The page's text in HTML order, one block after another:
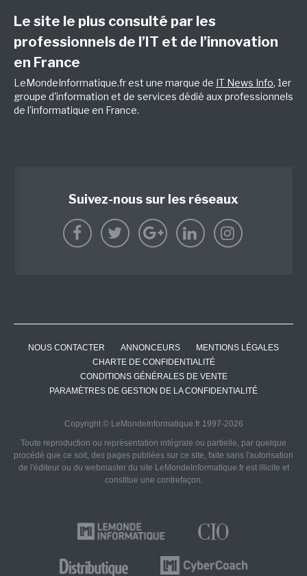
Le site le plus consulté par les
professionnels de l’IT et de l’innovation
en France
LeMondeInformatique.fr est une marque de IT News Info, 1er
groupe d'information et de services dédié aux professionnels
de l'informatique en France.
Suivez-nous sur les réseaux
NOUS CONTACTER ANNONCEURS
MENTIONS LÉGALES
CHARTE DE CONFIDENTIALITÉ
CONDITIONS GÉNÉRALES DE VENTE
PARAMÈTRES DE GESTION DE LA CONFIDENTIALITÉ
Copyright © LeMondeInformatique.fr 1997-2026
Toute reproduction ou représentation intégrale ou partielle, par quelque
procédé que ce soit, des pages publiées sur ce site, faite sans l'autorisation
de l'éditeur ou du webmaster du site LeMondeInformatique.fr est illicite et
constitue une contrefaçon.